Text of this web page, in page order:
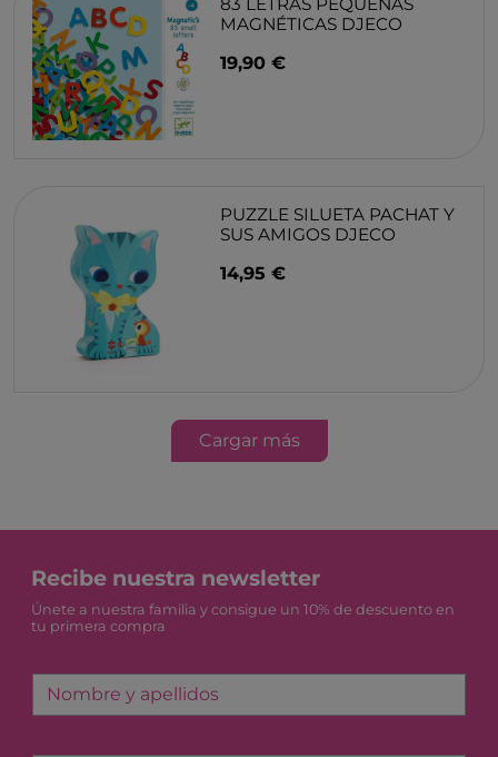
MAGNÉTICAS DJECO
19,90 €
PUZZLE SILUETA PACHAT Y
SUS AMIGOS DJECO
14,95 €
Cargar más
Recibe nuestra newsletter
Únete a nuestra familia y consigue un 10% de descuento en
tu primera compra
Nombre y apellidos